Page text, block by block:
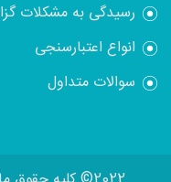
رسیدگی به مشکلات
انواع اعتبارسنجی
سوالات متداول